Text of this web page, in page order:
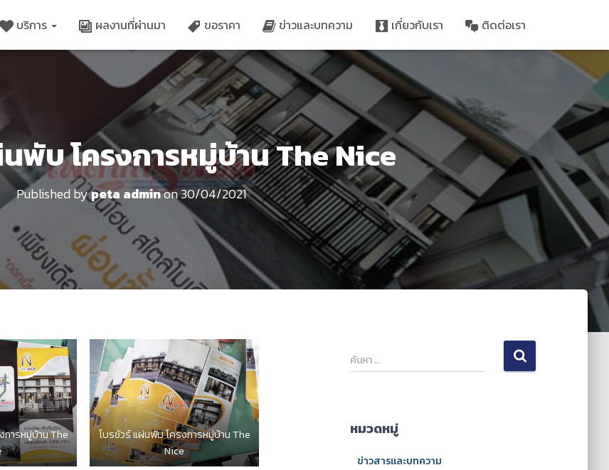
บริการ ผลงานที่ผ่านมา ขอราคา ข่าวและบทความ เกี่ยวกับเรา ติดต่อเรา
พับ โครงการหมู่บ้าน The Nice
Published bypeta adminon30/04/2021
การหมู่บ้าน The
โบรชัวร์ แผ่นพับ โครงการหมู่บ้าน The
Nice
ค้
น
ห
ค้นหา …
หมวดหมู่
ข่าวสารและบทความ